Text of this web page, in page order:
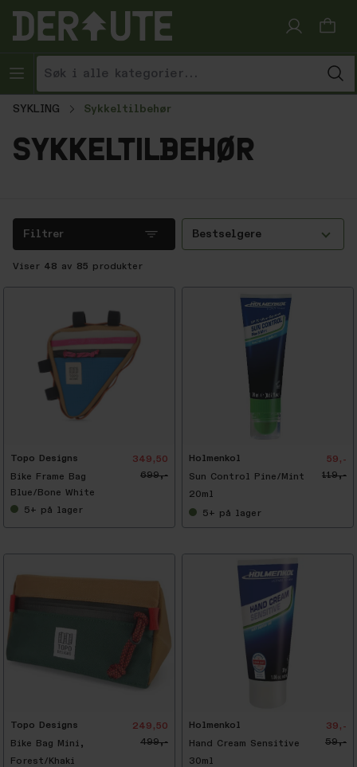
Hopp til innhold
SYKLING Sykkeltilbehør
sykkeltilbehør
Filtrer Bestselgere
Viser 48 av 85 produkter
Topo Designs
Bike Frame Bag
349,50
699,-
Blue/Bone White
5+ på lager
Holmenkol
Sun Control Pine/Mint
20ml
59,-
119,-
5+ på lager
Topo Designs
Bike Bag Mini,
Forest/Khaki
249,50
499,-
Holmenkol
Hand Cream Sensitive
30ml
39,-
59,-